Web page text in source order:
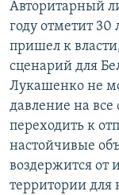
Авторитарный
году отметит 30
пришел к
сценарий для
Лукашенко не
давление на
переходить к
настойчивые
воздержится от
территории